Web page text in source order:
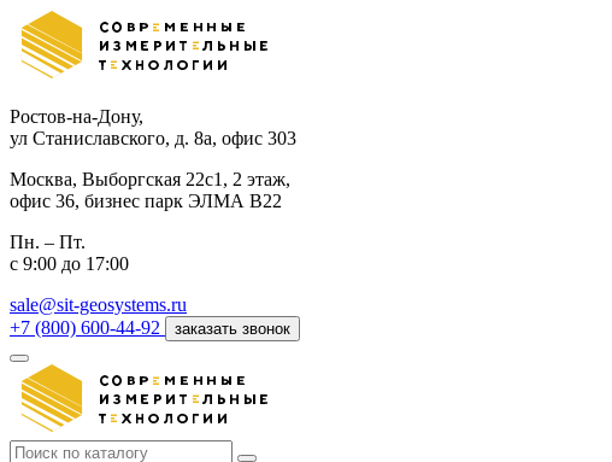
Ростов-на-Дону,
ул Станиславского, д. 8а, офис 303
Москва, Выборгская 22с1, 2 этаж,
офис 36, бизнес парк ЭЛМА В22
Пн. – Пт.
с 9:00 до 17:00
sale@sit-geosystems.ru
+7 (800) 600-44-92
заказать звонок